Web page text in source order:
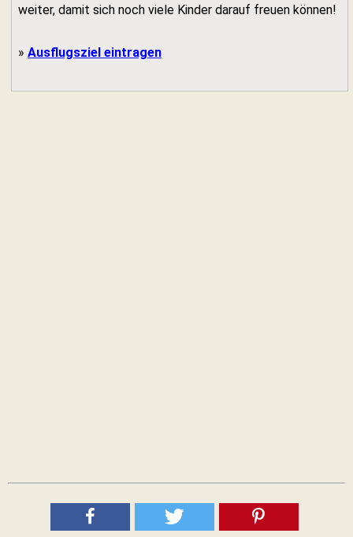
weiter, damit sich noch viele Kinder darauf freuen können!
» Ausflugsziel eintragen